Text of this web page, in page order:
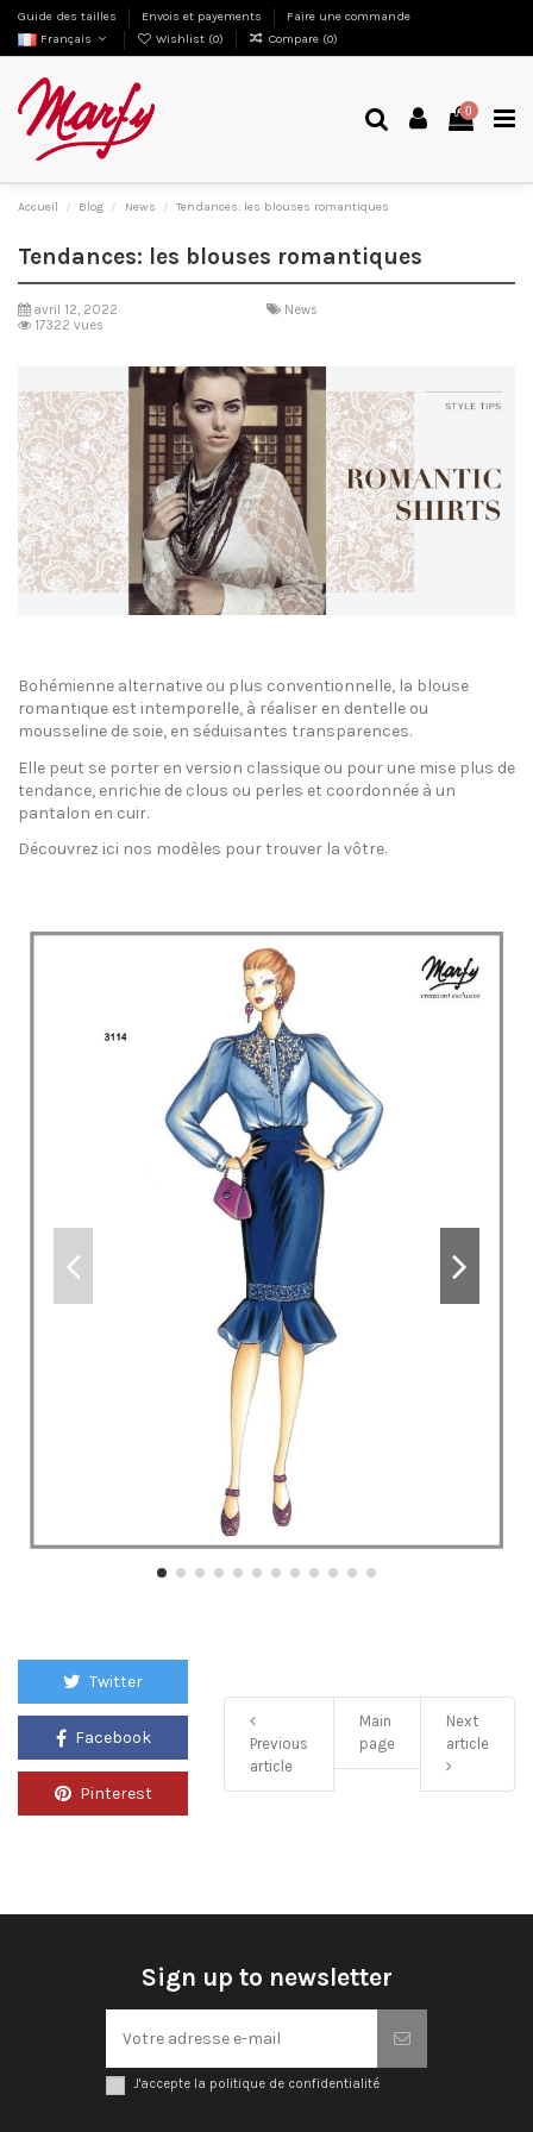
Guide des tailles Envois et payements
Faire une commande
Français
Wishlist (0) Compare (0)
0
Accueil Blog News Tendances: les blouses romantiques
Tendances: les blouses romantiques
avril 12, 2022
News
17322 vues
Bohémienne alternative ou plus conventionnelle, la blouse
romantique est intemporelle, à réaliser en dentelle ou
mousseline de soie, en séduisantes transparences.
Elle peut se porter en version classique ou pour une mise plus de
tendance, enrichie de clous ou perles et coordonnée à un
pantalon en cuir.
Découvrez ici nos modèles pour trouver la vôtre.
Twitter
Facebook
Pinterest
Previous
article
Main
page
Next
article
Sign up to newsletter
J'accepte la politique de confidentialité